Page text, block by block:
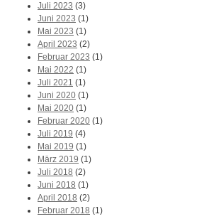
Juli 2023 (3)
Juni 2023 (1)
Mai 2023 (1)
April 2023 (2)
Februar 2023 (1)
Mai 2022 (1)
Juli 2021 (1)
Juni 2020 (1)
Mai 2020 (1)
Februar 2020 (1)
Juli 2019 (4)
Mai 2019 (1)
März 2019 (1)
Juli 2018 (2)
Juni 2018 (1)
April 2018 (2)
Februar 2018 (1)